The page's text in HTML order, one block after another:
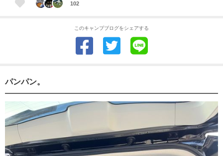
102
このキャンプブログをシェアする
パンパン。